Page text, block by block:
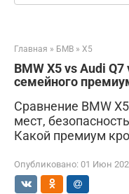
Главная » БМВ » X5
BMW X5 vs Audi
семейного
Сравнение BMW
мест,
Какой премиум
Опубликовано: 01 Июн